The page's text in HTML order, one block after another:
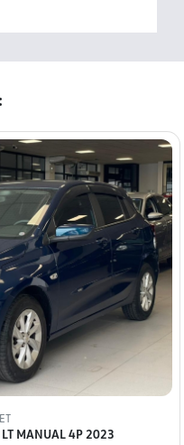
MANUAL 4P 2023